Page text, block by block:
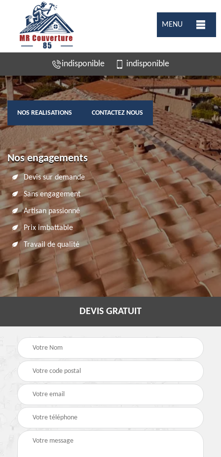
MENU
indisponible indisponible
NOS REALISATIONS CONTACTEZ NOUS
Nos engagements
Devis sur demande
Sans engagement
Artisan passionné
Prix imbattable
Travail de qualité
DEVIS GRATUIT